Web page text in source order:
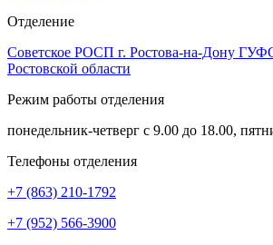
Отделение
Советское РОСП г. Ростова-на-Дону
Ростовской области
Режим работы отделения
понедельник-четверг с 9.00 до 18.00,
Телефоны отделения
+7 (863) 210-1792
+7 (952) 566-3900